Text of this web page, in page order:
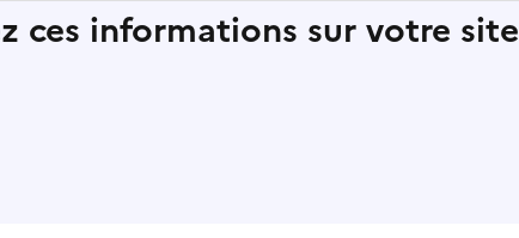
ces informations sur votre site